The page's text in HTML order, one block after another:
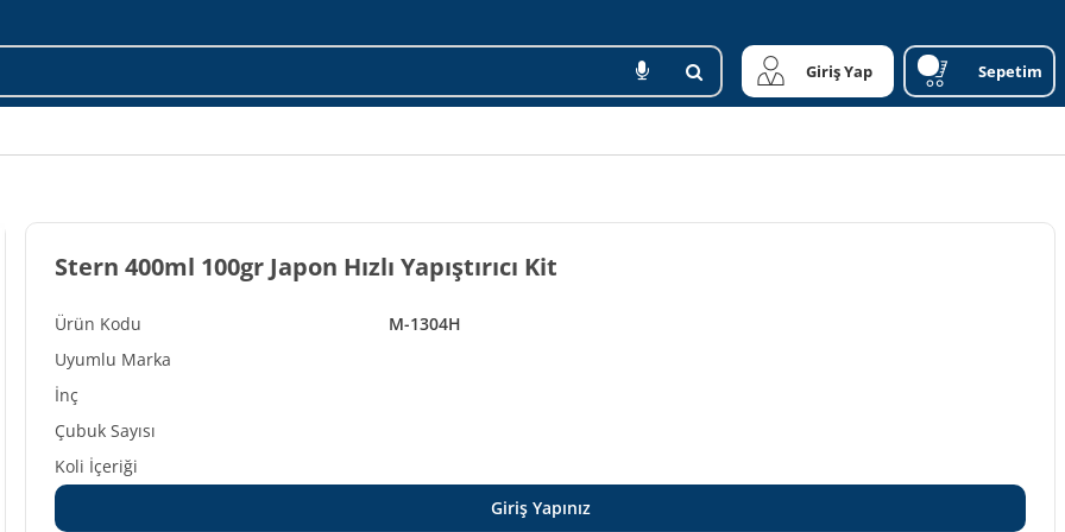
Giriş Yap Sepetim
M-1304H
Stern 400ml 100gr Japon Hızlı Yapıştırıcı Kit
Giriş Yapınız